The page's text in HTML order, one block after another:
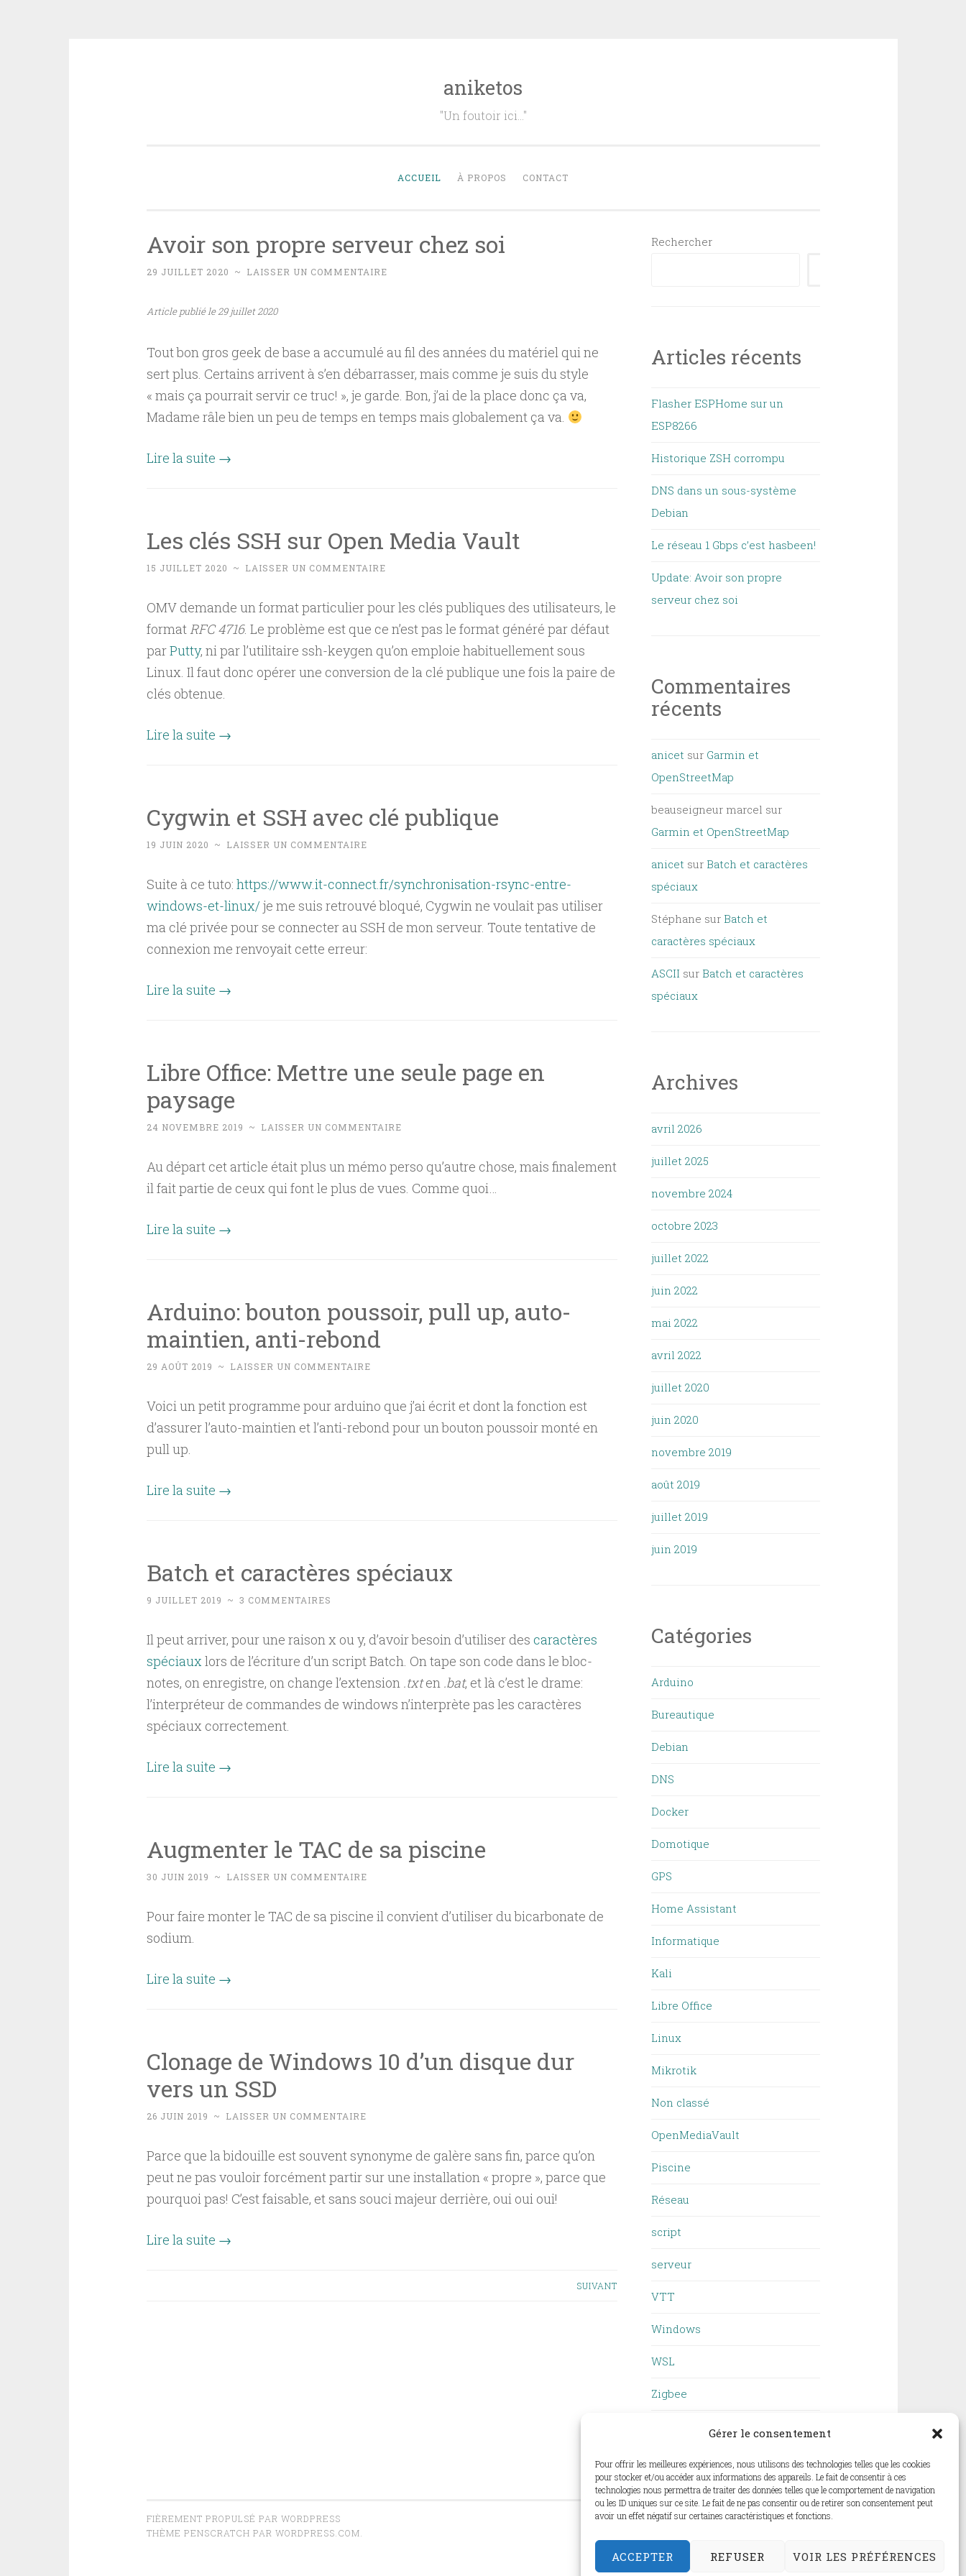
Gérer le consentement
Pour offrir les meilleures expériences, nous utilisons des technologies telles que les cookies
pour stocker et/ou accéder aux informations des appareils. Le fait de consentir à ces
technologies nous permettra de traiter des données telles que le comportement de navigation
ou les ID uniques sur ce site. Le fait de ne pas consentir ou de retirer son consentement peut
avoir un effet négatif sur certaines caractéristiques et fonctions.
ACCEPTER REFUSER VOIR LES PRÉFÉRENCES
aniketos
"Un foutoir ici…"
ACCUEIL À PROPOS CONTACT
Avoir son propre serveur chez soi
29 JUILLET 2020 ~ LAISSER UN COMMENTAIRE
Article publié le 29 juillet 2020
Tout bon gros geek de base a accumulé au fil des années du matériel qui ne
sert plus. Certains arrivent à s’en débarrasser, mais comme je suis du style
« mais ça pourrait servir ce truc! », je garde. Bon, j’ai de la place donc ça va,
Madame râle bien un peu de temps en temps mais globalement ça va.
Lire la suite →
Les clés SSH sur Open Media Vault
15 JUILLET 2020 ~ LAISSER UN COMMENTAIRE
OMV demande un format particulier pour les clés publiques des utilisateurs, le
formatRFC 4716. Le problème est que ce n’est pas le format généré par défaut
parPutty, ni par l’utilitaire ssh-keygen qu’on emploie habituellement sous
Linux. Il faut donc opérer une conversion de la clé publique une fois la paire de
clés obtenue.
Lire la suite →
Cygwin et SSH avec clé publique
19 JUIN 2020 ~ LAISSER UN COMMENTAIRE
Suite à ce tuto: https://www.it-connect.fr/synchronisation-rsync-entre-
windows-et-linux/je me suis retrouvé bloqué, Cygwin ne voulait pas utiliser
ma clé privée pour se connecter au SSH de mon serveur. Toute tentative de
connexion me renvoyait cette erreur:
Lire la suite →
Libre Office: Mettre une seule page en
paysage
24 NOVEMBRE 2019 ~ LAISSER UN COMMENTAIRE
Au départ cet article était plus un mémo perso qu’autre chose, mais finalement
il fait partie de ceux qui font le plus de vues. Comme quoi…
Lire la suite →
Arduino: bouton poussoir, pull up, auto-
maintien, anti-rebond
29 AOÛT 2019 ~ LAISSER UN COMMENTAIRE
Voici un petit programme pour arduino que j’ai écrit et dont la fonction est
d’assurer l’auto-maintien et l’anti-rebond pour un bouton poussoir monté en
pull up.
Lire la suite →
Batch et caractères spéciaux
9 JUILLET 2019 ~ 3 COMMENTAIRES
Il peut arriver, pour une raison x ou y, d’avoir besoin d’utiliser des caractères
spéciaux lors de l’écriture d’un script Batch. On tape son code dans le bloc-
notes, on enregistre, on change l’extension .txten .bat, et là c’est le drame:
l’interpréteur de commandes de windows n’interprète pas les caractères
spéciaux correctement.
Lire la suite →
Augmenter le TAC de sa piscine
30 JUIN 2019 ~ LAISSER UN COMMENTAIRE
Pour faire monter le TAC de sa piscine il convient d’utiliser du bicarbonate de
sodium.
Lire la suite →
Clonage de Windows 10 d’un disque dur
vers un SSD
26 JUIN 2019 ~ LAISSER UN COMMENTAIRE
Parce que la bidouille est souvent synonyme de galère sans fin, parce qu’on
peut ne pas vouloir forcément partir sur une installation « propre », parce que
pourquoi pas! C’est faisable, et sans souci majeur derrière, oui oui oui!
Lire la suite →
SUIVANT
Rechercher
Articles récents
Flasher ESPHome sur un
ESP8266
Historique ZSH corrompu
DNS dans un sous-système
Debian
Le réseau 1 Gbps c’est hasbeen!
Update: Avoir son propre
serveur chez soi
Commentaires
récents
anicet sur Garmin et
OpenStreetMap
beauseigneur marcel sur
Garmin et OpenStreetMap
anicet sur Batch et caractères
spéciaux
Stéphane sur Batch et
caractères spéciaux
ASCII sur Batch et caractères
spéciaux
Archives
avril 2026
juillet 2025
novembre 2024
octobre 2023
juillet 2022
juin 2022
mai 2022
avril 2022
juillet 2020
juin 2020
novembre 2019
août 2019
juillet 2019
juin 2019
Catégories
Arduino
Bureautique
Debian
DNS
Docker
Domotique
GPS
Home Assistant
Informatique
Kali
Libre Office
Linux
Mikrotik
Non classé
OpenMediaVault
Piscine
Réseau
script
serveur
VTT
Windows
WSL
Zigbee
FIÈREMENT PROPULSÉ PAR WORDPRESS
THÈME PENSCRATCH PAR WORDPRESS.COM